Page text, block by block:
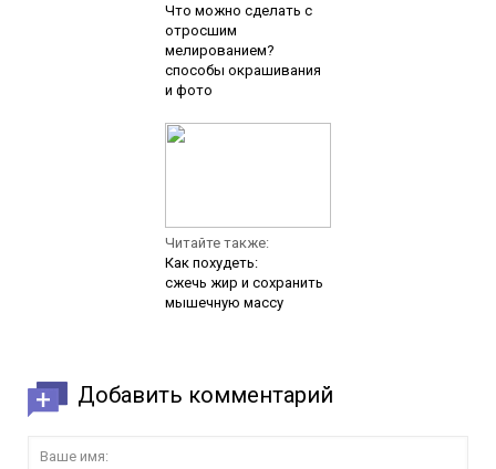
Что можно сделать с
отросшим
мелированием?
способы окрашивания
и фото
Читайте также:
Как похудеть:
сжечь жир и сохранить
мышечную массу
Добавить комментарий